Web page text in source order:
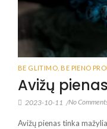
BE GLITIMO BE PIENO
Avižų pienas
2023-10-11 /No
Avižų pienas tinka